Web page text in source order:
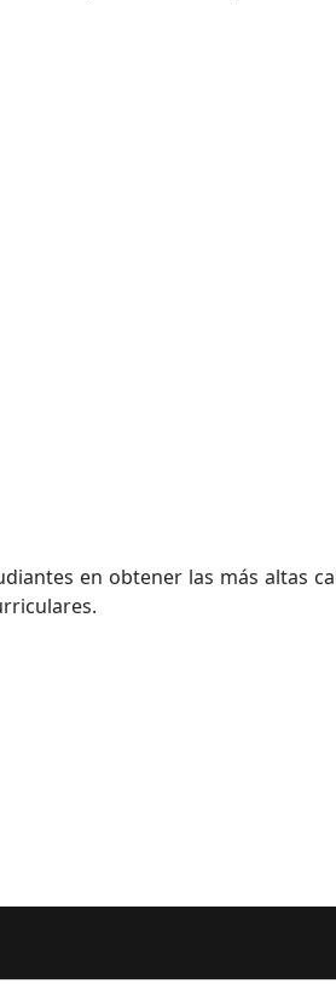
en obtener las más altas